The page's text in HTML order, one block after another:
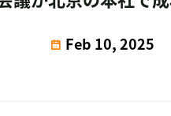
Feb 10, 2025